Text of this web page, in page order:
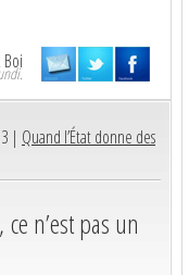
| Quand l’État donne des
n’est pas un